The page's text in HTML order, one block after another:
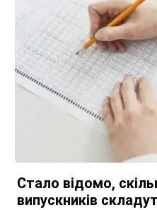
Стало відомо,
випускників